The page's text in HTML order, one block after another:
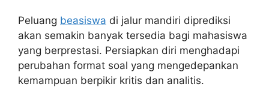
Peluang beasiswa di jalur mandiri diprediksi
akan semakin banyak tersedia bagi mahasiswa
yang berprestasi. Persiapkan diri menghadapi
perubahan format soal yang mengedepankan
kemampuan berpikir kritis dan analitis.